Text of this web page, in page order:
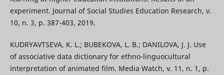
experiment. Journal of Social Studies Education Research, v.
10, n. 3, p. 387-403, 2019.
KUDRYAVTSEVA, K. L.; BUBEKOVA, L. B.; DANILOVA, J. J. Use
of associative data dictionary for ethno-linguocultural
interpretation of animated film. Media Watch, v. 11, n. 1, p.